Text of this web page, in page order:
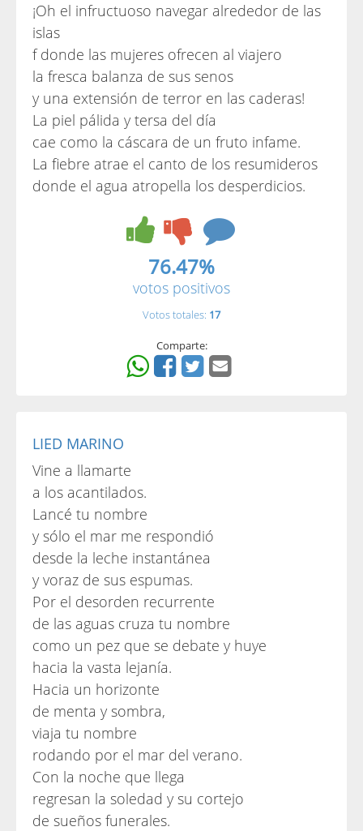
¡Oh el infructuoso navegar alrededor de las
islas
f donde las mujeres ofrecen al viajero
la fresca balanza de sus senos
y una extensión de terror en las caderas!
La piel pálida y tersa del día
cae como la cáscara de un fruto infame.
La fiebre atrae el canto de los resumideros
donde el agua atropella los desperdicios.
76.47%
votos positivos
Votos totales: 17
Comparte:
LIED MARINO
Vine a llamarte
a los acantilados.
Lancé tu nombre
y sólo el mar me respondió
desde la leche instantánea
y voraz de sus espumas.
Por el desorden recurrente
de las aguas cruza tu nombre
como un pez que se debate y huye
hacia la vasta lejanía.
Hacia un horizonte
de menta y sombra,
viaja tu nombre
rodando por el mar del verano.
Con la noche que llega
regresan la soledad y su cortejo
de sueños funerales.